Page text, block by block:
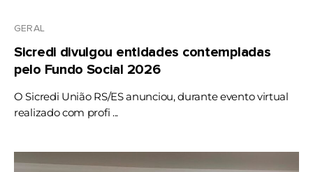
GERAL
Sicredi divulgou entidades contempladas
pelo Fundo Social 2026
O Sicredi União RS/ES anunciou, durante evento virtual
realizado com profi ...